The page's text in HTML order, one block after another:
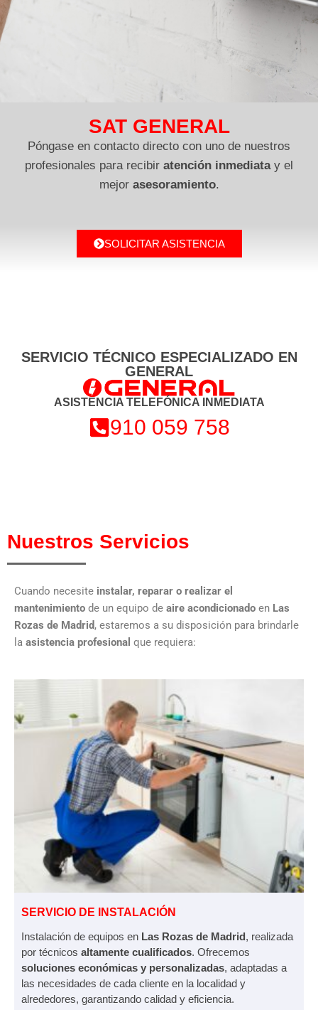
SAT GENERAL
Póngase en contacto directo con uno de nuestros
profesionales para recibir atención inmediatay el
mejor asesoramiento.
SOLICITAR ASISTENCIA
SERVICIO TÉCNICO ESPECIALIZADO EN
GENERAL
ASISTENCIA TELEFÓNICA INMEDIATA
910 059 758
Nuestros Servicios
Cuando necesite instalar, reparar o realizar el
mantenimiento de un equipo de aire acondicionado en Las
Rozas de Madrid, estaremos a su disposición para brindarle
la asistencia profesional que requiera:
SERVICIO DE INSTALACIÓN
Instalación de equipos en Las Rozas de Madrid, realizada
por técnicos altamente cualificados. Ofrecemos
soluciones económicas y personalizadas, adaptadas a
las necesidades de cada cliente en la localidad y
alrededores, garantizando calidad y eficiencia.